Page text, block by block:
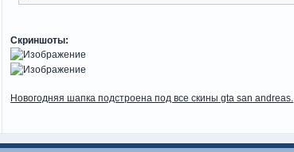
Скриншоты:
Новогодняя шапка подстроена под все скины gta san andreas.